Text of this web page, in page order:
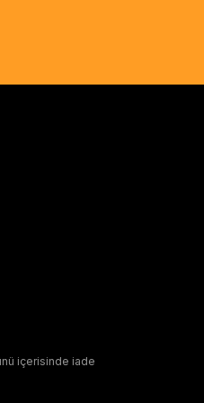
içerisinde iade